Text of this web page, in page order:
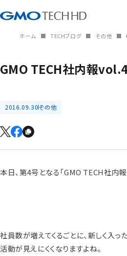
ホーム TECHブログ その他
GMO TECH社内報
2016.09.30その他
本日、第4号となる「GMO TECH社内報
社員数が増えてくるごとに、新しく入
活動が見えにくくなりますよね。